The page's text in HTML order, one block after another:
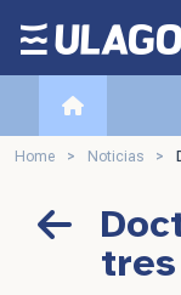
Ulagos
Home > Noticias >